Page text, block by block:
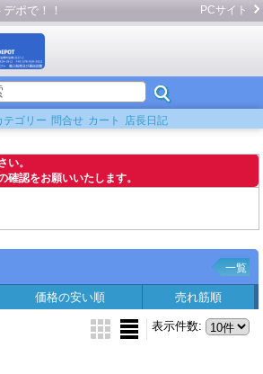
ポで！！ PCサイト
テゴリー 問合せ カート 店長日記
い。
確認をお願いいたします。
一覧
価格の安い順 売れ筋順
表示件数: